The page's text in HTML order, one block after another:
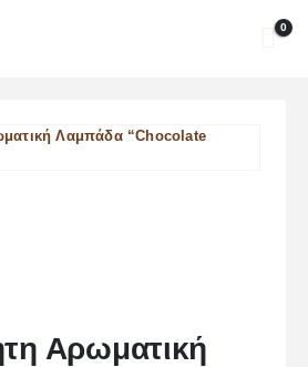
0
Αρωματική